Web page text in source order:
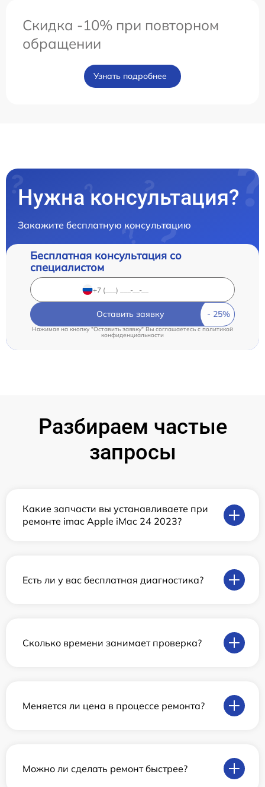
Скидка -10% при повторном
обращении
Узнать подробнее
Нужна консультация?
Закажите бесплатную консультацию
Бесплатная консультация со
специалистом
Оставить заявку
Нажимая на кнопку "Оставить заявку" Вы соглашаетесь cполитикой
конфиденциальности
Разбираем частые
запросы
Какие запчасти вы устанавливаете при
ремонте imac Apple iMac 24 2023?
Есть ли у вас бесплатная диагностика?
Сколько времени занимает проверка?
Меняется ли цена в процессе ремонта?
Можно ли сделать ремонт быстрее?